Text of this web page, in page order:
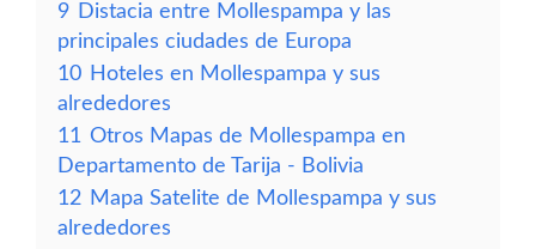
9 Distacia entre Mollespampa y las
principales ciudades de Europa
10 Hoteles en Mollespampa y sus
alrededores
11 Otros Mapas de Mollespampa en
Departamento de Tarija - Bolivia
12 Mapa Satelite de Mollespampa y sus
alrededores